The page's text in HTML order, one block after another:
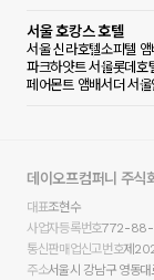
서울 호캉스 호텔
서울 신라호텔소피텔
파크하얏트 서울롯데호
페어몬트 앰배서더 서울
데이오프컴퍼니 주식
대표조현수
사업자등록번호772-
통신판매업신고번호제
주소서울시 강남구 영동